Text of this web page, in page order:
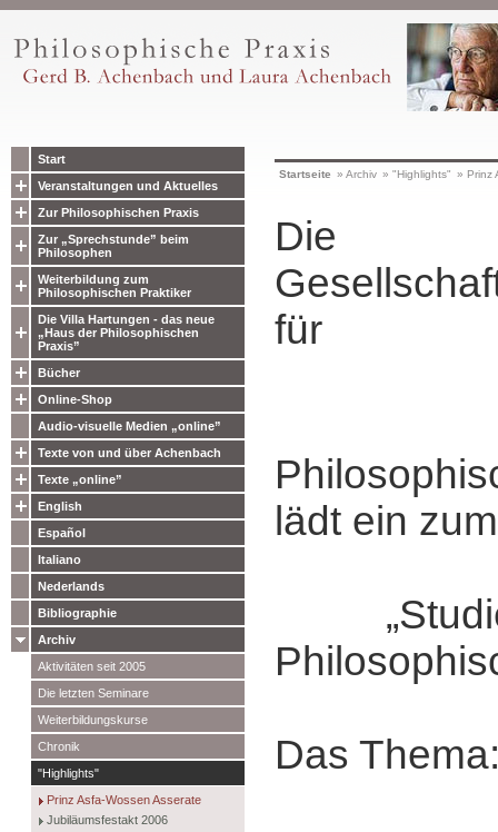
Start
Veranstaltungen und Aktuelles
Zur Philosophischen Praxis
Zur „Sprechstunde” beim
Philosophen
Weiterbildung zum
Philosophischen Praktiker
Die Villa Hartungen - das neue
„Haus der Philosophischen
Praxis”
Bücher
Online-Shop
Audio-visuelle Medien „online”
Texte von und über Achenbach
Texte „online”
English
Español
Italiano
Nederlands
Bibliographie
Archiv
Aktivitäten seit 2005
Die letzten Seminare
Weiterbildungskurse
Chronik
"Highlights"
Prinz Asfa-Wossen Asserate
Jubiläumsfestakt 2006
Startseite » Archiv » "Highlights" » Prinz
Die
für
lädt ein zum
Das